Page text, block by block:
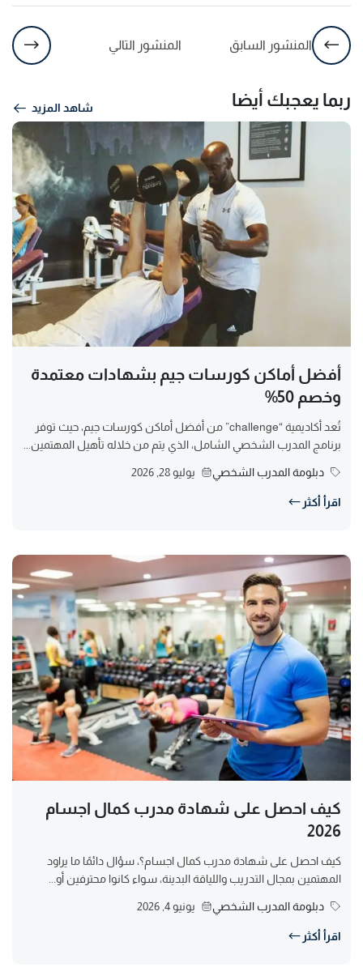
المنشور السابق المنشور التالي
ربما يعجبك أيضا شاهد المزيد
أفضل أماكن كورسات جيم بشهادات معتمدة
وخصم 50%
تُعد أكاديمية “challenge” من أفضل أماكن كورسات جيم، حيث توفر
برنامج المدرب الشخصي الشامل، الذي يتم من خلاله تأهيل المهتمين...
دبلومة المدرب الشخصي يوليو 28, 2026
اقرأ أكثر
كيف احصل على شهادة مدرب كمال اجسام
2026
كيف احصل على شهادة مدرب كمال اجسام؟، سؤال دائمًا ما يراود
المهتمين بمجال التدريب واللياقة البدينة، سواء كانوا محترفين أو...
دبلومة المدرب الشخصي يونيو 4, 2026
اقرأ أكثر